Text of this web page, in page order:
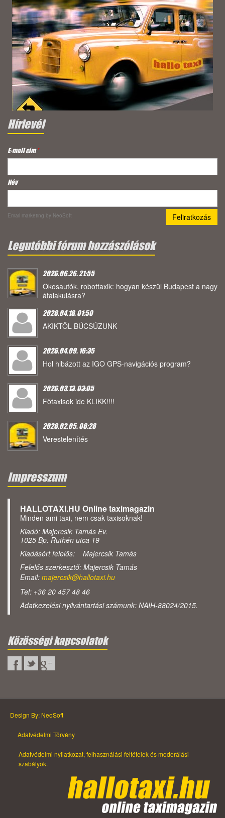
Hírlevél
E-mail cím*
Név
Email marketing by NeoSoft
Legutóbbi fórum hozzászólások
2026.06.26. 21:55
Okosautók, robottaxik: hogyan készül Budapest a nagy
átalakulásra?
2026.04.18. 01:50
AKIKTŐL BÚCSÚZUNK
2026.04.09. 16:35
Hol hibázott az IGO GPS-navigációs program?
2026.03.13. 03:05
Főtaxisok ide KLIKK!!!!
2026.02.05. 06:28
Verestelenítés
Impresszum
HALLOTAXI.HU Online taximagazin
Minden ami taxi, nem csak taxisoknak!
Kiadó: Majercsik Tamás Ev.
1025 Bp. Ruthén utca 19
Kiadásért felelős: Majercsik Tamás
Felelős szerkesztő: Majercsik Tamás
Email: majercsik@hallotaxi.hu
Tel: +36 20 457 48 46
Adatkezelési nyilvántartási számunk: NAIH-88024/2015.
Közösségi kapcsolatok
Design By: NeoSoft
Adatvédelmi Törvény
Adatvédelmi nyilatkozat, felhasználási feltételek és moderálási
szabályok.